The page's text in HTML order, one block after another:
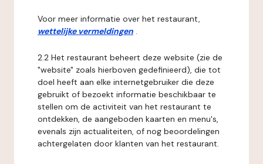
Voor meer informatie over het restaurant,
wettelijke vermeldingen .
2.2 Het restaurant beheert deze website (zie de
"website" zoals hierboven gedefinieerd), die tot
doel heeft aan elke internetgebruiker die deze
gebruikt of bezoekt informatie beschikbaar te
stellen om de activiteit van het restaurant te
ontdekken, de aangeboden kaarten en menu's,
evenals zijn actualiteiten, of nog beoordelingen
achtergelaten door klanten van het restaurant.